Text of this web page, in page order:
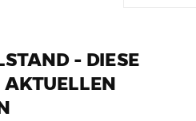
- DIESE